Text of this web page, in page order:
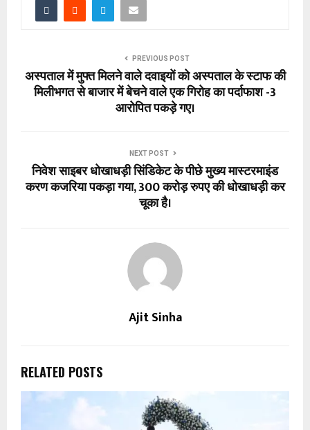
PREVIOUS POST
अस्पताल में मुफ्त मिलने वाले दवाइयों को अस्पताल के स्टाफ की
मिलीभगत से बाजार में बेचने वाले एक गिरोह का पर्दाफाश -3
आरोपित पकड़े गए।
NEXT POST
निवेश साइबर धोखाधड़ी सिंडिकेट के पीछे मुख्य मास्टरमाइंड
करण कजरिया पकड़ा गया, 300 करोड़ रुपए की धोखाधड़ी कर
चूका है।
Ajit Sinha
RELATED POSTS